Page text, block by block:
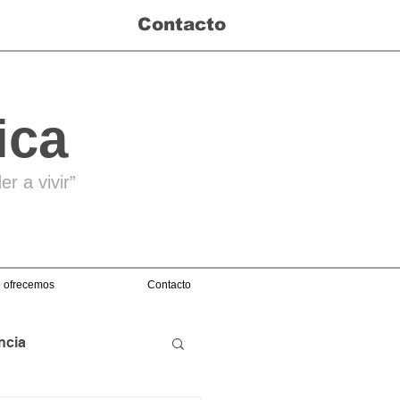
Contacto
a vivir”
ofrecemos Contacto